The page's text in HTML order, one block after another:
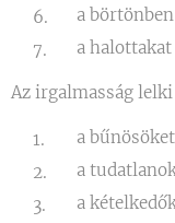
a
a
Az irgalmasság
a
a
a